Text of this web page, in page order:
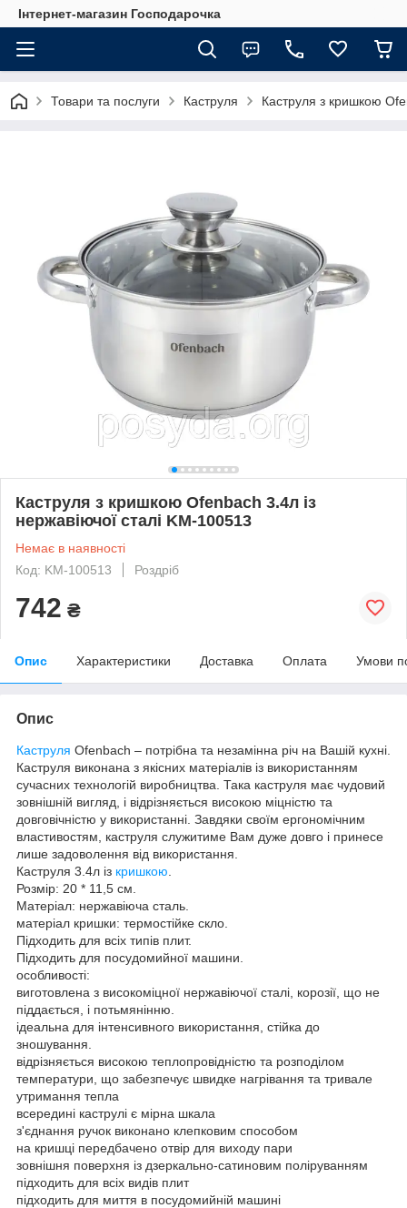
Інтернет-магазин Господарочка
Товари та послуги Каструля Каструля з кришкою
Каструля з кришкою Ofenbach 3.4л із
нержавіючої сталі KM-100513
Немає в наявності
Код: KM-100513
Роздріб
742 ₴
Опис Характеристики Доставка Оплата Умови
Опис
Каструля Ofenbach – потрібна та незамінна річ на Вашій кухні.
Каструля виконана з якісних матеріалів із використанням
сучасних технологій виробництва. Така каструля має чудовий
зовнішній вигляд, і відрізняється високою міцністю та
довговічністю у використанні. Завдяки своїм ергономічним
властивостям, каструля служитиме Вам дуже довго і принесе
лише задоволення від використання.
Каструля 3.4л із кришкою
Розмір: 20 * 11,5 см.
Матеріал: нержавіюча сталь.
матеріал кришки: термостійке скло.
Підходить для всіх типів плит.
Підходить для посудомийної машини.
особливості:
виготовлена з високоміцної нержавіючої сталі, корозії, що не
піддається, і потьмянінню.
ідеальна для інтенсивного використання, стійка до
зношування.
відрізняється високою теплопровідністю та розподілом
температури, що забезпечує швидке нагрівання та тривале
утримання тепла
всередині каструлі є мірна шкала
з'єднання ручок виконано клепковим способом
на кришці передбачено отвір для виходу пари
зовнішня поверхня із дзеркально-сатиновим поліруванням
підходить для всіх видів плит
підходить для миття в посудомийній машині